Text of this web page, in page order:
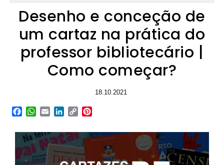
Desenho e conceção de
um cartaz na prática do
professor bibliotecário |
Como começar?
18.10.2021
Facebook
WhatsApp
EmailLinkedIn
Copy